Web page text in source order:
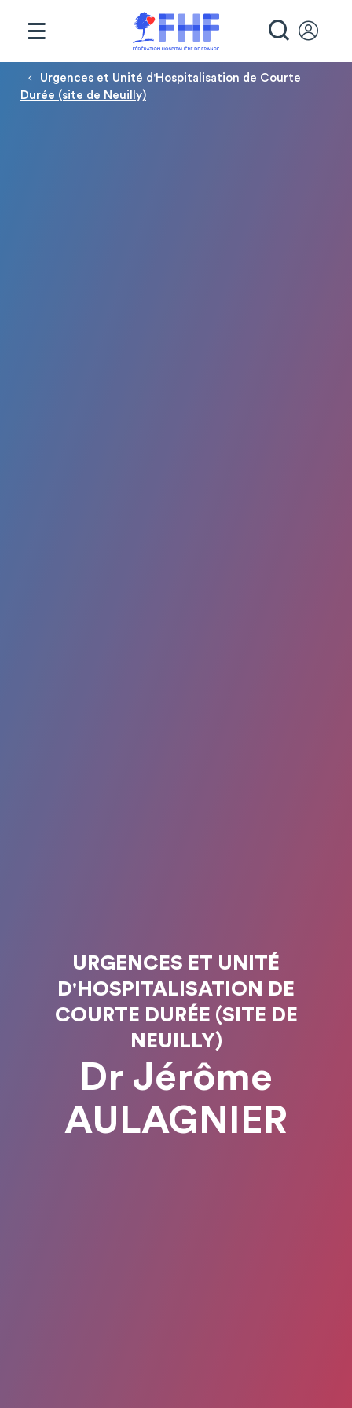
Fil d'Ariane
Urgences et Unité d'Hospitalisation de Courte
Durée (site de Neuilly)
URGENCES ET UNITÉ
D'HOSPITALISATION DE
COURTE DURÉE (SITE DE
NEUILLY)
Dr Jérôme
AULAGNIER
Panneau de gestion des cookies